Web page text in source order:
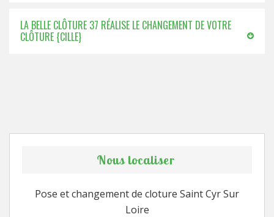
LA BELLE CLÔTURE 37 RÉALISE LE CHANGEMENT DE VOTRE
CLÔTURE {CILLE}
Nous localiser
Pose et changement de cloture Saint Cyr Sur
Loire